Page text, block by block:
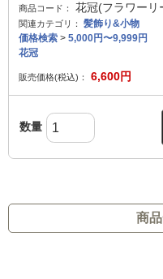
商品コード： 花冠(フラワーリ
関連カテゴリ：
髪飾り&小物
価格検索 > 5,000円〜9,999円
花冠
販売価格(税込)： 6,600円
数量
商